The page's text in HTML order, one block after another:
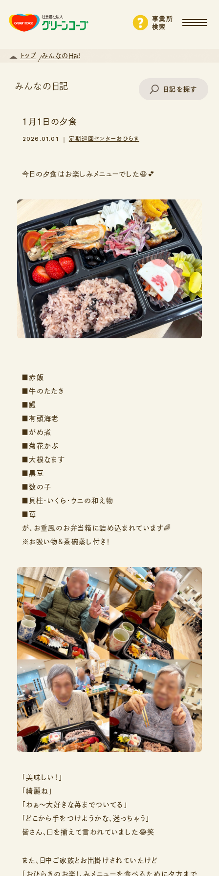
事業所
検索
トップ みんなの日記
みんなの日記 日記を探す
エリアから探す
支援・サービスから探す
1月1日の夕食
2026.01.01 定期巡回センターおひらき
今日の夕食はお楽しみメニューでした😆💕
■赤飯
■牛のたたき
■鰻
■有頭海老
■がめ煮
■菊花かぶ
■大根なます
■黒豆
■数の子
■貝柱・いくら・ウニの和え物
■苺
が、お重風のお弁当箱に詰め込まれています🌈
※お吸い物&茶碗蒸し付き！
「美味しい！」
「綺麗ね」
「わぁ～大好きな苺までついてる」
「どこから手をつけようかな、迷っちゃう」
皆さん、口を揃えて言われていました😂笑
また、日中ご家族とお出掛けされていたけど
「おひらきのお楽しみメニューを食べるために夕方まで